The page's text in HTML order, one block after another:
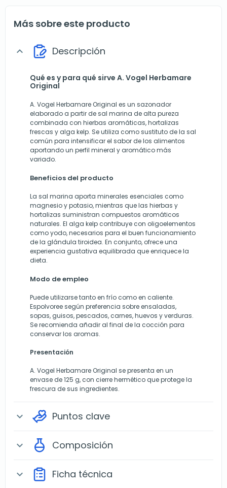
Más sobre este producto
expand_more Descripción
Qué es y para qué sirve A. Vogel Herbamare
Original
A. Vogel Herbamare Original es un sazonador
elaborado a partir de sal marina de alta pureza
combinada con hierbas aromáticas, hortalizas
frescas y alga kelp. Se utiliza como sustituto de la sal
común para intensificar el sabor de los alimentos
aportando un perfil mineral y aromático más
variado.
Beneficios del producto
La sal marina aporta minerales esenciales como
magnesio y potasio, mientras que las hierbas y
hortalizas suministran compuestos aromáticos
naturales. El alga kelp contribuye con oligoelementos
como yodo, necesarios para el buen funcionamiento
de la glándula tiroidea. En conjunto, ofrece una
experiencia gustativa equilibrada que enriquece la
dieta.
Modo de empleo
Puede utilizarse tanto en frío como en caliente.
Espolvoree según preferencia sobre ensaladas,
sopas, guisos, pescados, carnes, huevos y verduras.
Se recomienda añadir al final de la cocción para
conservar los aromas.
Presentación
A. Vogel Herbamare Original se presenta en un
envase de 125 g, con cierre hermético que protege la
frescura de sus ingredientes.
expand_more Puntos clave
expand_more Composición
expand_more Ficha técnica